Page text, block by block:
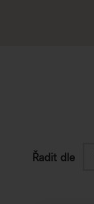
Řadit dle